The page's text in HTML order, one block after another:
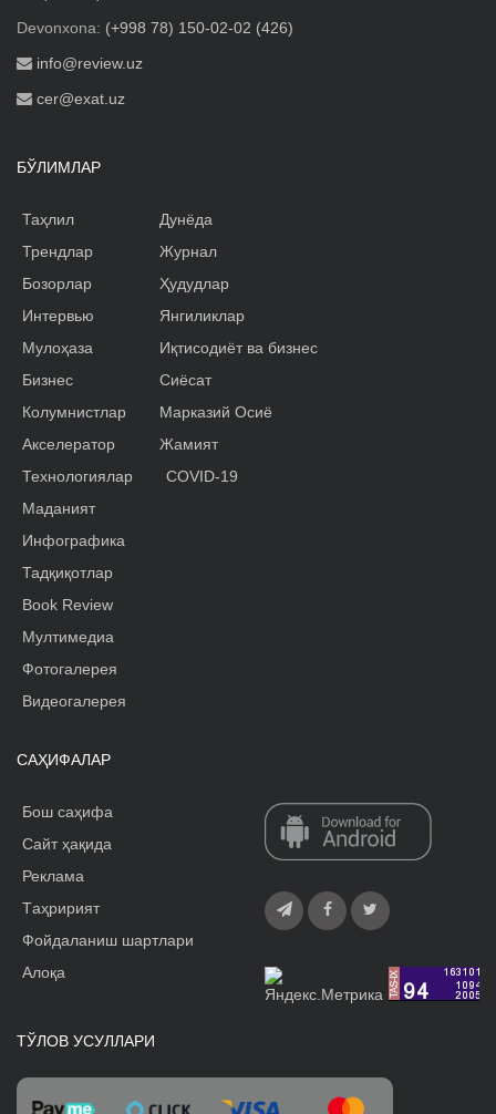
Devonxona: (+998 78) 150-02-02 (426)
info@review.uz
cer@exat.uz
БЎЛИМЛАР
Таҳлил
Трендлар
Бозорлар
Интервью
Мулоҳаза
Бизнес
Колумнистлар
Акселератор
Дунёда
Журнал
Ҳудудлар
Янгиликлар
Иқтисодиёт ва бизнес
Сиёсат
Марказий Осиё
Жамият
Технологиялар
Маданият
Инфографика
Тадқиқотлар
Book Review
Мултимедиа
Фотогалерея
Видеогалерея
COVID-19
САҲИФАЛАР
Бош саҳифа
Сайт ҳақида
Реклама
Tаҳририят
Фойдаланиш шартлари
Алоқа
ТЎЛОВ УСУЛЛАРИ